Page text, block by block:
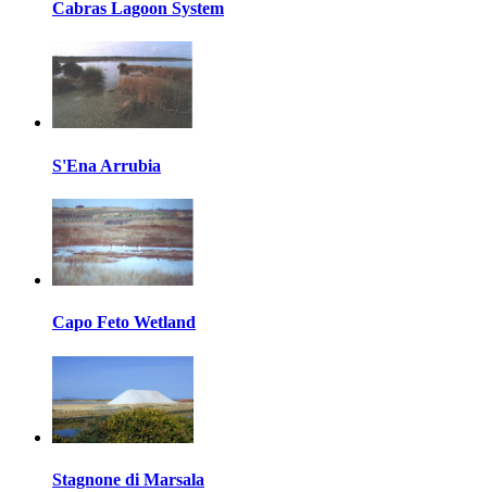
Cabras Lagoon System
S'Ena Arrubia
Capo Feto Wetland
Stagnone di Marsala